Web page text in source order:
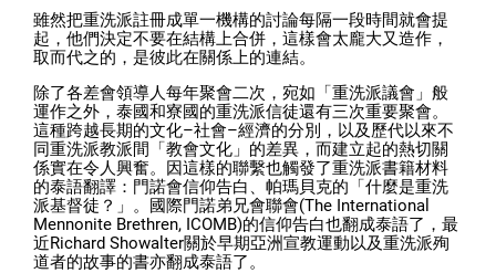
雖然把重洗派註冊成單一機構的討論每隔一段時間就會提
起，他們決定不要在結構上合併，這樣會太龐大又造作，
取而代之的，是彼此在關係上的連結。
除了各差會領導人每年聚會二次，宛如「重洗派議會」般
運作之外，泰國和寮國的重洗派信徒還有三次重要聚會。
這種跨越長期的文化–社會–經濟的分別，以及歷代以來不
同重洗派教派間「教會文化」的差異，而建立起的熱切關
係實在令人興奮。因這樣的聯繫也觸發了重洗派書籍材料
的泰語翻譯：門諾會信仰告白、帕瑪貝克的「什麼是重洗
派基督徒？」。國際門諾弟兄會聯會(The International
Mennonite Brethren, ICOMB)的信仰告白也翻成泰語了，最
近Richard Showalter關於早期亞洲宣教運動以及重洗派殉
道者的故事的書亦翻成泰語了。